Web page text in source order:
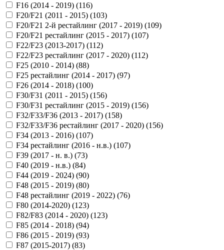
F16 (2014 - 2019) (116)
F20/F21 (2011 - 2015) (103)
F20/F21 2-й рестайлинг (2017 - 2019) (109)
F20/F21 рестайлинг (2015 - 2017) (107)
F22/F23 (2013-2017) (112)
F22/F23 рестайлинг (2017 - 2020) (112)
F25 (2010 - 2014) (88)
F25 рестайлинг (2014 - 2017) (97)
F26 (2014 - 2018) (100)
F30/F31 (2011 - 2015) (156)
F30/F31 рестайлинг (2015 - 2019) (156)
F32/F33/F36 (2013 - 2017) (158)
F32/F33/F36 рестайлинг (2017 - 2020) (156)
F34 (2013 - 2016) (107)
F34 рестайлинг (2016 - н.в.) (107)
F39 (2017 - н. в.) (73)
F40 (2019 - н.в.) (84)
F44 (2019 - 2024) (90)
F48 (2015 - 2019) (80)
F48 рестайлинг (2019 - 2022) (76)
F80 (2014-2020) (123)
F82/F83 (2014 - 2020) (123)
F85 (2014 - 2018) (94)
F86 (2015 - 2019) (93)
F87 (2015-2017) (83)